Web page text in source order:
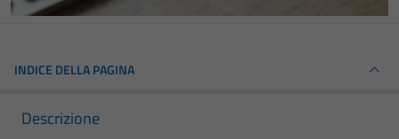
INDICE DELLA PAGINA
Descrizione